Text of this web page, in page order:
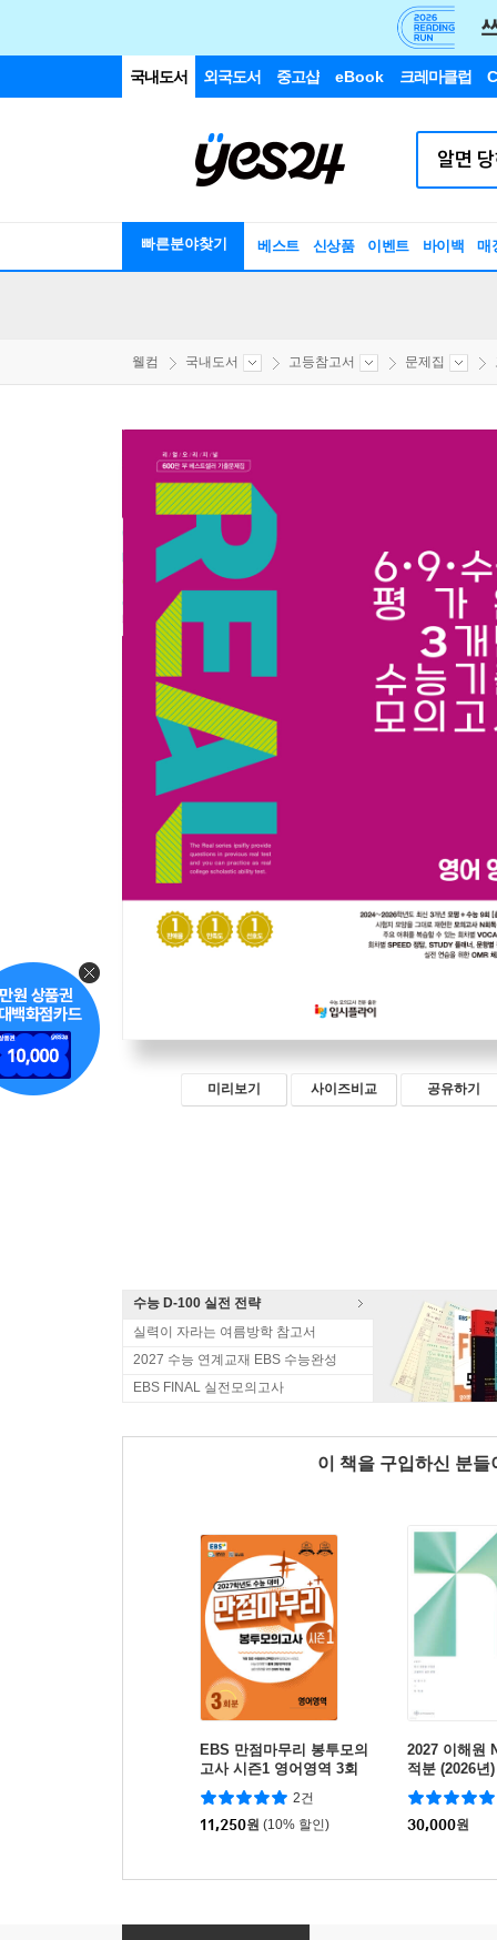
국내도서 외국도서 중고샵 eBook 크레마클럽
빠른분야찾기 베스트 신상품 이벤트 바이백 매
웰컴 국내도서 고등참고서 문제집
미리보기 사이즈비교 공유하기
수능 D-100 실전 전략
실력이 자라는 여름방학 참고서
2027 수능 연계교재 EBS 수능완성
EBS FINAL 실전모의고사
이 책을 구입하신 분
EBS 만점마무리 봉투모의
고사 시즌1 영어영역 3회
분 (2026년)
2건
11,250원 (10% 할인)
2027 이해원
적분 (2026년)
30,000원